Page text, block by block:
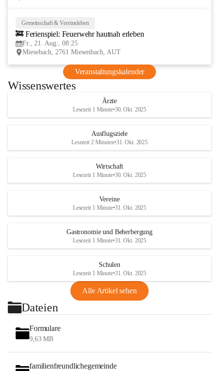
Gemeinschaft & Vereinsleben
🚒 Ferienspiel: Feuerwehr hautnah erleben
Fr., 21. Aug., 08:25
Miesebach, 2761 Miesenbach, AUT
Veranstaltungskalender
Wissenswertes
Ärzte
Lesezeit 1 Minute•30. Okt. 2025
Ausflugsziele
Lesezeit 2 Minuten•31. Okt. 2025
Wirtschaft
Lesezeit 1 Minute•30. Okt. 2025
Vereine
Lesezeit 1 Minute•31. Okt. 2025
Gastronomie und Beherbergung
Lesezeit 1 Minute•31. Okt. 2025
Schulen
Lesezeit 1 Minute•31. Okt. 2025
Alle Artikel sehen
Dateien
Formulare
9,63 MB
familienfreundlichegemeinde